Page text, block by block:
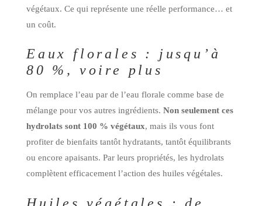
végétaux. Ce qui représente une réelle performance… et
un coût.
Eaux florales : jusqu’à
80 %, voire plus
On remplace l’eau par de l’eau florale comme base de
mélange pour vos autres ingrédients. Non seulement ces
hydrolats sont 100 % végétaux, mais ils vous font
profiter de bienfaits tantôt hydratants, tantôt équilibrants
ou encore apaisants. Par leurs propriétés, les hydrolats
complètent efficacement l’action des huiles végétales.
Huiles végétales : de